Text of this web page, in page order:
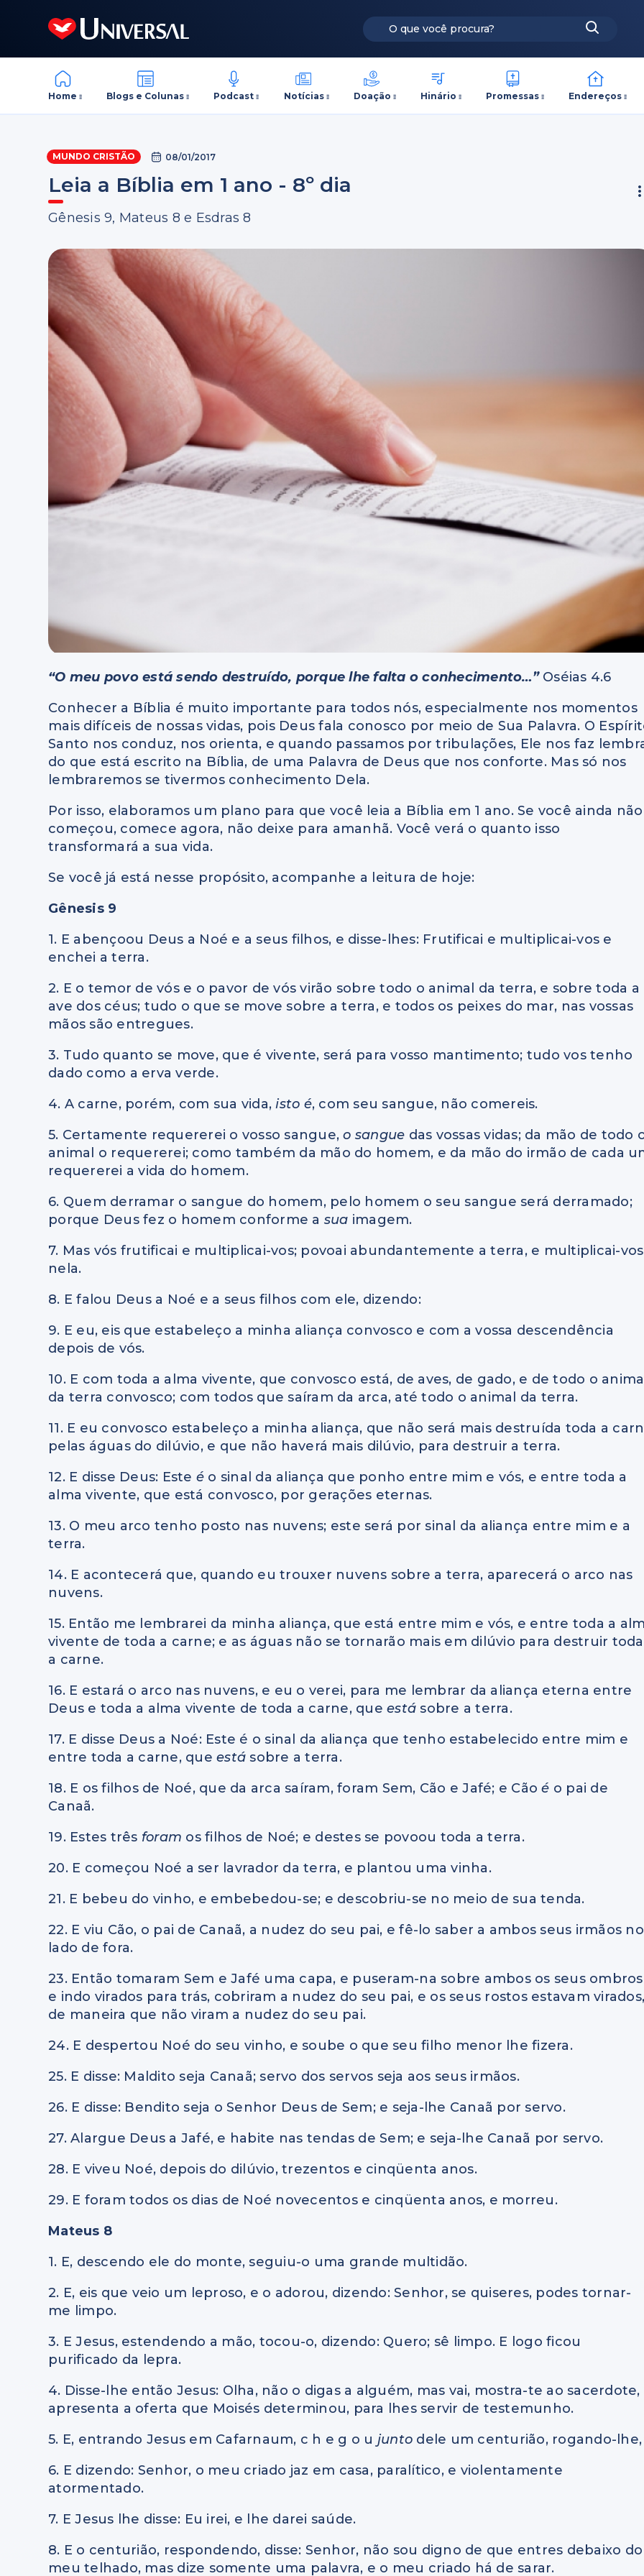
Home Blogs e Colunas Podcast Notícias Doação Hinário Promessas Endereços
MUNDO CRISTÃO 08/01/2017
Leia a Bíblia em 1 ano - 8º dia
Gênesis 9, Mateus 8 e Esdras 8
“O meu povo está sendo destruído, porque lhe falta o conhecimento…”Oséias 4.6
Conhecer a Bíblia é muito importante para todos nós, especialmente nos momentos
mais difíceis de nossas vidas, pois Deus fala conosco por meio de Sua Palavra. O
Santo nos conduz, nos orienta, e quando passamos por tribulações, Ele nos faz
do que está escrito na Bíblia, de uma Palavra de Deus que nos conforte. Mas só nos
lembraremos se tivermos conhecimento Dela.
Por isso, elaboramos um plano para que você leia a Bíblia em 1 ano. Se você ainda não
começou, comece agora, não deixe para amanhã. Você verá o quanto isso
transformará a sua vida.
Se você já está nesse propósito, acompanhe a leitura de hoje:
Gênesis 9
1. E abençoou Deus a Noé e a seus filhos, e disse-lhes: Frutificai e multiplicai-vos e
enchei a terra.
2. E o temor de vós e o pavor de vós virão sobre todo o animal da terra, e sobre toda a
ave dos céus; tudo o que se move sobre a terra, e todos os peixes do mar, nas vossas
mãos são entregues.
3. Tudo quanto se move, que é vivente, será para vosso mantimento; tudo vos tenho
dado como a erva verde.
4. A carne, porém, com sua vida,isto é, com seu sangue, não comereis.
5. Certamente requererei o vosso sangue,o sangue das vossas vidas; da mão de todo
animal o requererei; como também da mão do homem, e da mão do irmão de cada
requererei a vida do homem.
6. Quem derramar o sangue do homem, pelo homem o seu sangue será derramado;
porque Deus fez o homem conforme a sua imagem.
7. Mas vós frutificai e multiplicai-vos; povoai abundantemente a terra, e multiplicai-vos
nela.
8. E falou Deus a Noé e a seus filhos com ele, dizendo:
9. E eu, eis que estabeleço a minha aliança convosco e com a vossa descendência
depois de vós.
10. E com toda a alma vivente, que convosco está, de aves, de gado, e de todo o
da terra convosco; com todos que saíram da arca, até todo o animal da terra.
11. E eu convosco estabeleço a minha aliança, que não será mais destruída toda a
pelas águas do dilúvio, e que não haverá mais dilúvio, para destruir a terra.
12. E disse Deus: Este é o sinal da aliança que ponho entre mim e vós, e entre toda a
alma vivente, que está convosco, por gerações eternas.
13. O meu arco tenho posto nas nuvens; este será por sinal da aliança entre mim e a
terra.
14. E acontecerá que, quando eu trouxer nuvens sobre a terra, aparecerá o arco nas
nuvens.
15. Então me lembrarei da minha aliança, que está entre mim e vós, e entre toda a
vivente de toda a carne; e as águas não se tornarão mais em dilúvio para destruir toda
a carne.
16. E estará o arco nas nuvens, e eu o verei, para me lembrar da aliança eterna entre
Deus e toda a alma vivente de toda a carne, queestásobre a terra.
17. E disse Deus a Noé: Este é o sinal da aliança que tenho estabelecido entre mim e
entre toda a carne, queestásobre a terra.
18. E os filhos de Noé, que da arca saíram, foram Sem, Cão e Jafé; e Cãoé o pai de
Canaã.
19. Estes três foram os filhos de Noé; e destes se povoou toda a terra.
20. E começou Noé a ser lavrador da terra, e plantou uma vinha.
21. E bebeu do vinho, e embebedou-se; e descobriu-se no meio de sua tenda.
22. E viu Cão, o pai de Canaã, a nudez do seu pai, e fê-lo saber a ambos seus irmãos no
lado de fora.
23. Então tomaram Sem e Jafé uma capa, e puseram-na sobre ambos os seus
e indo virados para trás, cobriram a nudez do seu pai, e os seus rostos estavam
de maneira que não viram a nudez do seu pai.
24. E despertou Noé do seu vinho, e soube o que seu filho menor lhe fizera.
25. E disse: Maldito seja Canaã; servo dos servos seja aos seus irmãos.
26. E disse: Bendito seja o Senhor Deus de Sem; e seja-lhe Canaã por servo.
27. Alargue Deus a Jafé, e habite nas tendas de Sem; e seja-lhe Canaã por servo.
28. E viveu Noé, depois do dilúvio, trezentos e cinqüenta anos.
29. E foram todos os dias de Noé novecentos e cinqüenta anos, e morreu.
Mateus 8
1. E, descendo ele do monte, seguiu-o uma grande multidão.
2. E, eis que veio um leproso, e o adorou, dizendo: Senhor, se quiseres, podes tornar-
me limpo.
3. E Jesus, estendendo a mão, tocou-o, dizendo: Quero; sê limpo. E logo ficou
purificado da lepra.
4. Disse-lhe então Jesus: Olha, não o digas a alguém, mas vai, mostra-te ao sacerdote,
apresenta a oferta que Moisés determinou, para lhes servir de testemunho.
5. E, entrando Jesus em Cafarnaum, c h e g o u junto dele um centurião, rogando-lhe,
6. E dizendo: Senhor, o meu criado jaz em casa, paralítico, e violentamente
atormentado.
7. E Jesus lhe disse: Eu irei, e lhe darei saúde.
8. E o centurião, respondendo, disse: Senhor, não sou digno de que entres debaixo do
meu telhado, mas dize somente uma palavra, e o meu criado há de sarar.